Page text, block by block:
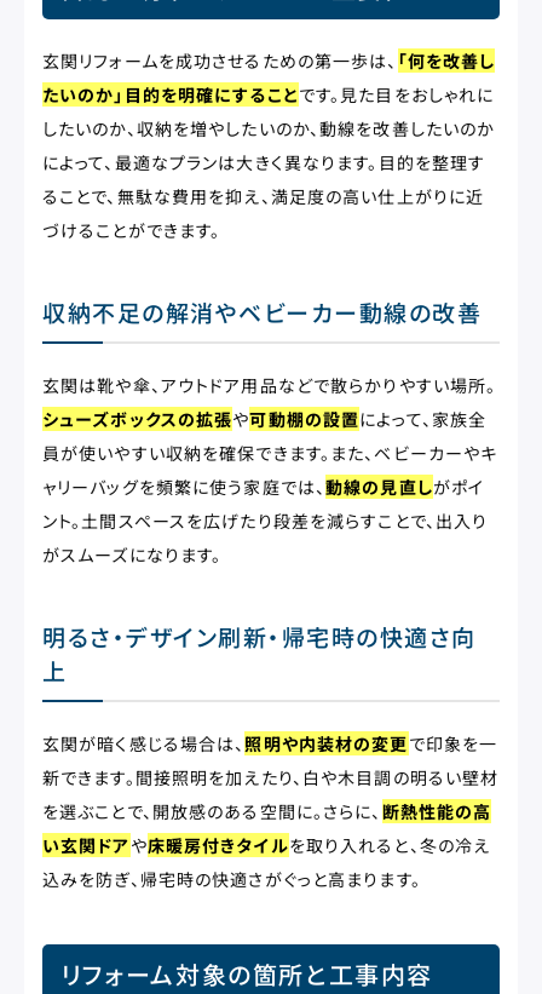
玄関リフォームを成功させるための第一歩は、 「何を改善し
たいのか」目的を明確にすることです。見た目をおしゃれに
したいのか、収納を増やしたいのか、動線を改善したいのか
によって、最適なプランは大きく異なります。目的を整理す
ることで、無駄な費用を抑え、満足度の高い仕上がりに近
づけることができます。
収納不足の解消やベビーカー動線の改善
玄関は靴や傘、アウトドア用品などで散らかりやすい場所。
シューズボックスの拡張や可動棚の設置によって、家族全
員が使いやすい収納を確保できます。また、ベビーカーやキ
ャリーバッグを頻繁に使う家庭では、動線の見直しがポイ
ント。土間スペースを広げたり段差を減らすことで、出入り
がスムーズになります。
明るさ・デザイン刷新・帰宅時の快適さ向
上
玄関が暗く感じる場合は、 照明や内装材の変更で印象を一
新できます。間接照明を加えたり、白や木目調の明るい壁材
を選ぶことで、開放感のある空間に。さらに、 断熱性能の高
い玄関ドアや床暖房付きタイルを取り入れると、冬の冷え
込みを防ぎ、帰宅時の快適さがぐっと高まります。
リフォーム対象の箇所と工事内容